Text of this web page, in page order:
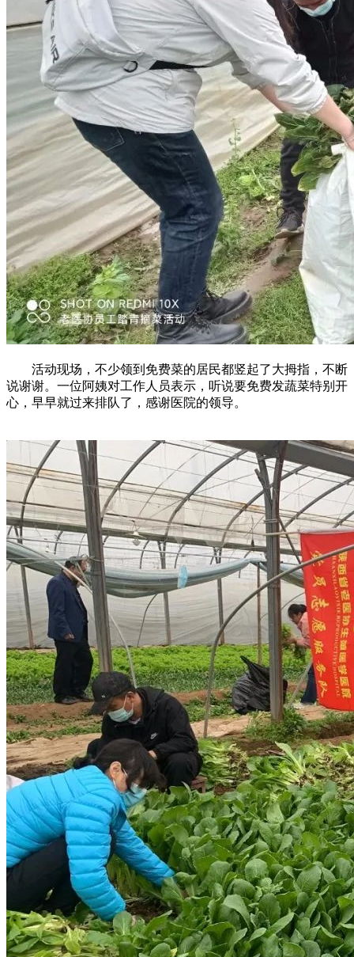
活动现场，不少领到免费菜的居民都竖起了大拇指，不断
说谢谢。一位阿姨对工作人员表示，听说要免费发蔬菜特别开
心，早早就过来排队了，感谢医院的领导。